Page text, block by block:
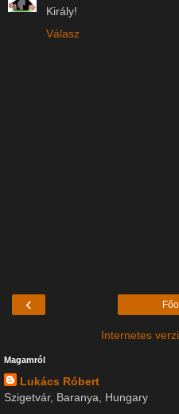
Király!
Válasz
‹
Internetes
Magamról
Lukács Róbert
Szigetvár, Baranya, Hungary